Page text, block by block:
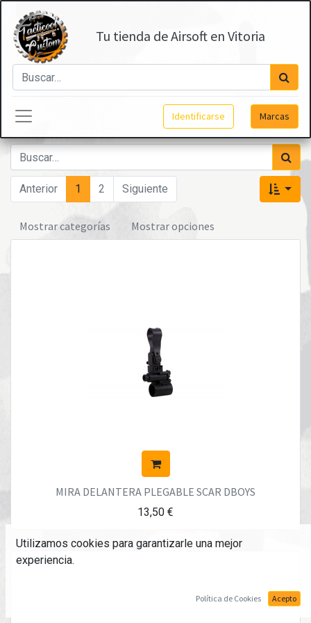
Tu tienda de Airsoft en Vitoria
Identificarse Marcas
Anterior 1 2 Siguiente
Mostrar categorías Mostrar opciones
MIRA DELANTERA PLEGABLE SCAR DBOYS
13,50 €
Utilizamos cookies para garantizarle una mejor
experiencia.
Política de Cookies Acepto